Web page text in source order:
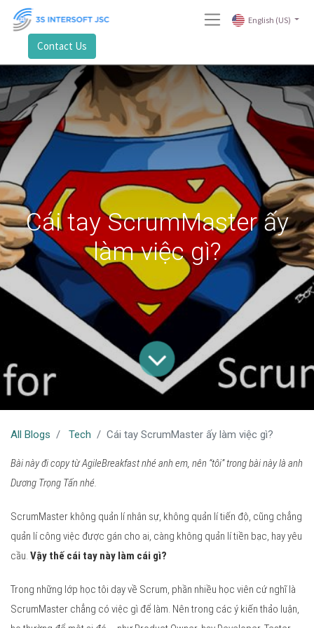
English (US)
Contact Us
Cái tay ScrumMaster ấy
làm việc gì?
All Blogs Tech Cái tay ScrumMaster ấy làm việc gì?
Bài này đi copy từ AgileBreakfast nhé anh em, nên “tôi” trong bài này là anh
Dương Trọng Tấn nhé.
ScrumMaster không quản lí nhân sự, không quản lí tiến độ, cũng chẳng
quản lí công việc được gán cho ai, càng không quản lí tiền bạc, hay yêu
cầu. Vậy thế cái tay này làm cái gì?
Trong những lớp học tôi dạy về Scrum, phần nhiều học viên cứ nghĩ là
ScrumMaster chẳng có việc gì để làm. Nên trong các ý kiến thảo luận,